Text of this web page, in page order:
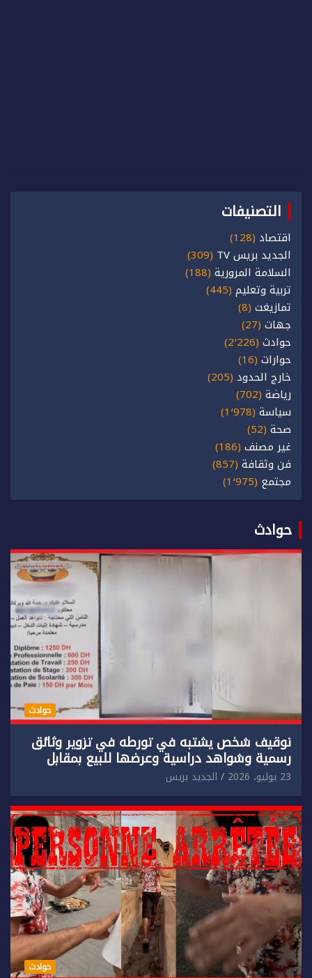
التصنيفات
اقتصاد (128)
الجديد بريس TV
(309)
السلامة المرورية (188)
تربية وتعليم (445)
تمازيغت (8)
جهات (27)
حوادث (2٬226)
حوارات (16)
خارج الحدود (205)
رياضة (702)
سياسة (1٬978)
صحة (52)
غير مصنف (186)
فن وثقافة (857)
مجتمع (1٬975)
حوادث
حوادث
توقيف شخص يشتبه في تورطه في تزوير وثائق
رسمية وشواهد دراسية وعرضها للبيع بمقابل
مادي.
23 يوليو، 2026 الجديد بريس
حوادث